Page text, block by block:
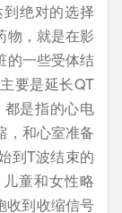
绝对的选择
物，就是在影
的一些受体结
要是延长QT
是指的心电
，和心室准备
到T波结束的
童和女性略
收到收缩信号